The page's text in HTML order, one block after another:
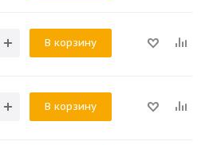
В корзину
В корзину